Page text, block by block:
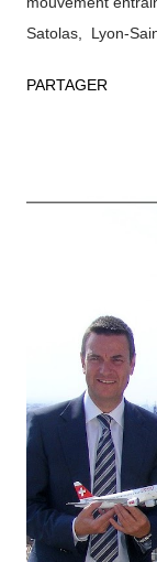
Satolas, Lyon-
actuellement par
PARTAGER